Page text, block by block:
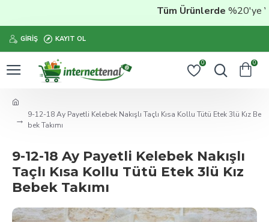
Tüm Ürünlerde%20'ye
GIRIŞ KAYIT OL
0 0
9-12-18 Ay Payetli Kelebek Nakışlı Taçlı Kısa Kollu Tütü Etek 3lü Kız Be
bek Takımı
9-12-18 Ay Payetli Kelebek Nakışlı
Taçlı Kısa Kollu Tütü Etek 3lü Kız
Bebek Takımı